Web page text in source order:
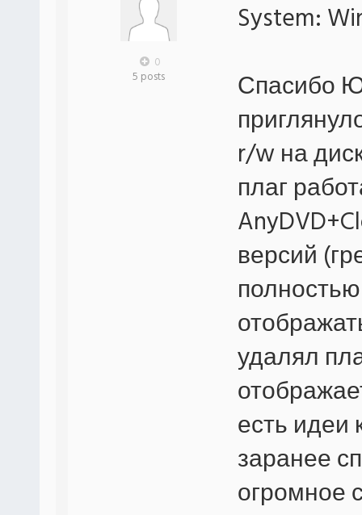
0
5 posts
System:
Спасибо
r/w на
плаг
версий
удалял
есть идеи
заранее
огромное